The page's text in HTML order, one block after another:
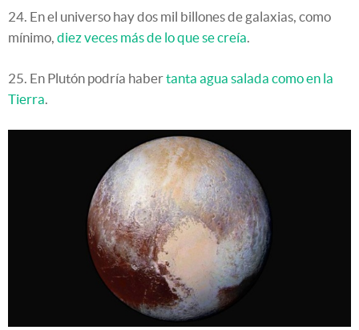
24. En el universo hay dos mil billones de galaxias, como
mínimo, diez veces más de lo que se creía.
25. En Plutón podría habertanta agua salada como en la
Tierra.